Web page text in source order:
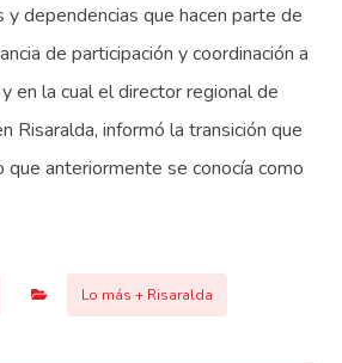
dependencias que hacen parte de
de participación y coordinación a
en la cual el director regional de
Risaralda, informó la transición que
que anteriormente se conocía como
Lo más + Risaralda